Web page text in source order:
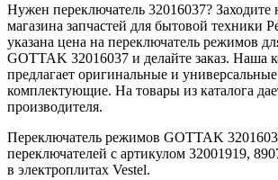
Нужен переключатель 32016037? Заходите
магазина запчастей для бытовой техники
указана цена на переключатель режимов
GOTTAK 32016037 и делайте заказ. Наша
предлагает оригинальные и
комплектующие. На товары из каталога
производителя.
Переключатель режимов GOTTAK
переключателей с артикулом 32001919,
в электроплитах Vestel.